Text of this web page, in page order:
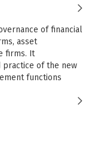
of financial
asset
firms. It
practice of the new
functions
Regulation).
coverage of
field: financial
ethics, and